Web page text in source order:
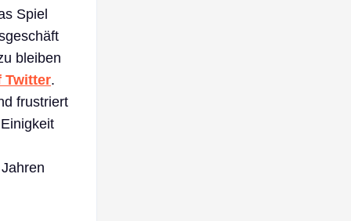
Spiel
bleiben
Twitter.
frustriert